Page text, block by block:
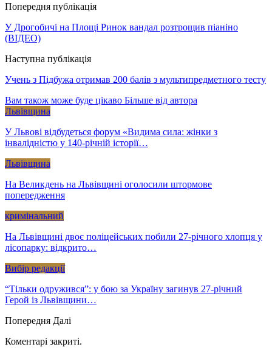
Попередня публікація
У Дрогобичі на Площі Ринок вандал розтрощив піаніно
(ВІДЕО)
Наступна публікація
Учень з Підбужа отримав 200 балів з мультипредметного тесту
Вам також може буде цікаво Більше від автора
Львівщина
У Львові відбудеться форум «Видима сила: жінки з
інвалідністю у 140-річній історії…
Львівщина
На Великдень на Львівщині оголосили штормове
попередження
кримінальний
На Львівщині двоє поліцейських побили 27-річного хлопця у
лісопарку: відкрито…
Вибір редакції
“Тільки одружився”: у бою за Україну загинув 27-річний
Герой із Львівщини…
Попередня Далі
Коментарі закриті.